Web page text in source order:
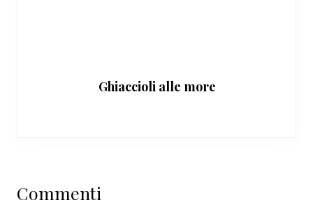
Ghiaccioli alle more
del
Commenti